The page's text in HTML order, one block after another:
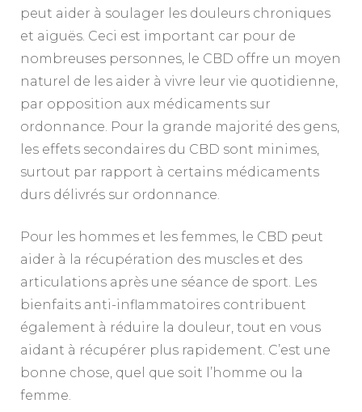
peut aider à soulager les douleurs chroniques
et aiguës. Ceci est important car pour de
nombreuses personnes, le CBD offre un moyen
naturel de les aider à vivre leur vie quotidienne,
par opposition aux médicaments sur
ordonnance. Pour la grande majorité des gens,
les effets secondaires du CBD sont minimes,
surtout par rapport à certains médicaments
durs délivrés sur ordonnance.
Pour les hommes et les femmes, le CBD peut
aider à la récupération des muscles et des
articulations après une séance de sport. Les
bienfaits anti-inflammatoires contribuent
également à réduire la douleur, tout en vous
aidant à récupérer plus rapidement. C’est une
bonne chose, quel que soit l’homme ou la
femme.